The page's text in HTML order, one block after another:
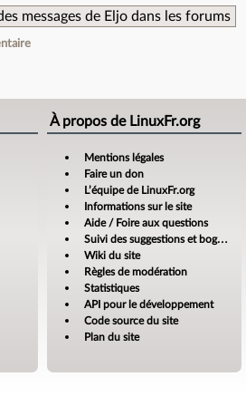
messages de Eljo dans les forums
À propos de LinuxFr.org
Mentions légales
Faire un don
L’équipe de LinuxFr.org
Informations sur le site
Aide / Foire aux questions
Suivi des suggestions et bogues
Wiki du site
Règles de modération
Statistiques
API pour le développement
Code source du site
Plan du site